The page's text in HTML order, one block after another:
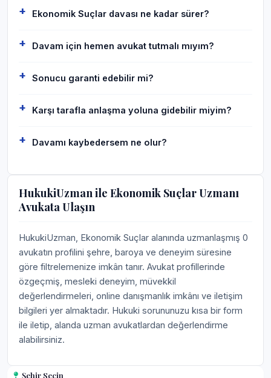
Şehir Seçin
Ekonomik Suçlar davası ne kadar sürer?
Davam için hemen avukat tutmalı mıyım?
Sonucu garanti edebilir mi?
Karşı tarafla anlaşma yoluna gidebilir miyim?
Davamı kaybedersem ne olur?
HukukiUzman ile Ekonomik Suçlar Uzmanı
Avukata Ulaşın
HukukiUzman, Ekonomik Suçlar alanında uzmanlaşmış 0
avukatın profilini şehre, baroya ve deneyim süresine
göre filtrelemenize imkân tanır. Avukat profillerinde
özgeçmiş, mesleki deneyim, müvekkil
değerlendirmeleri, online danışmanlık imkânı ve iletişim
bilgileri yer almaktadır. Hukuki sorununuzu kısa bir form
ile iletip, alanda uzman avukatlardan değerlendirme
alabilirsiniz.